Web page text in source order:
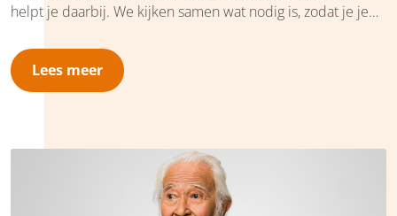
helpt je daarbij. We kijken samen wat nodig is, zodat je je
verzorging, maar om een zinvol en prettig leven in je eigen
huis of in een appartement met zorg dichtbij. Voor partners
Lees meer